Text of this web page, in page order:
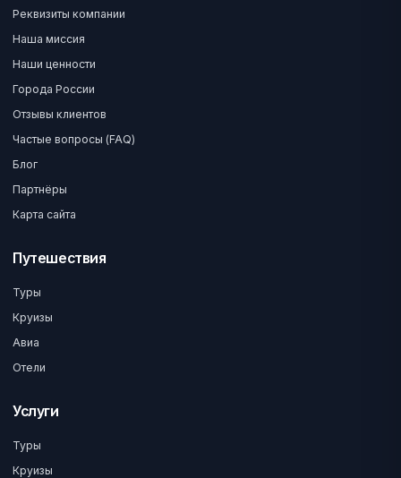
Реквизиты компании
Наша миссия
Наши ценности
Города России
Отзывы клиентов
Частые вопросы (FAQ)
Блог
Партнёры
Карта сайта
Путешествия
Туры
Круизы
Авиа
Отели
Услуги
Туры
Круизы